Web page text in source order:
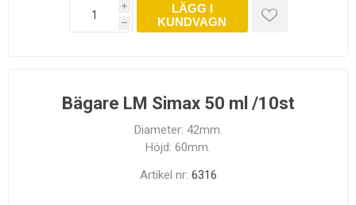
i
h
LÄGG I
KUNDVAGN
Bägare LM Simax 50 ml /10st
Diameter: 42mm.
Höjd: 60mm.
Artikel nr: 6316